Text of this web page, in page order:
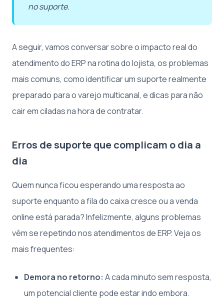
no suporte.
A seguir, vamos conversar sobre o impacto real do
atendimento do ERP na rotina do lojista, os problemas
mais comuns, como identificar um suporte realmente
preparado para o varejo multicanal, e dicas para não
cair em ciladas na hora de contratar.
Erros de suporte que complicam o dia a
dia
Quem nunca ficou esperando uma resposta ao
suporte enquanto a fila do caixa cresce ou a venda
online está parada? Infelizmente, alguns problemas
vêm se repetindo nos atendimentos de ERP. Veja os
mais frequentes:
Demora no retorno: A cada minuto sem resposta,
um potencial cliente pode estar indo embora.